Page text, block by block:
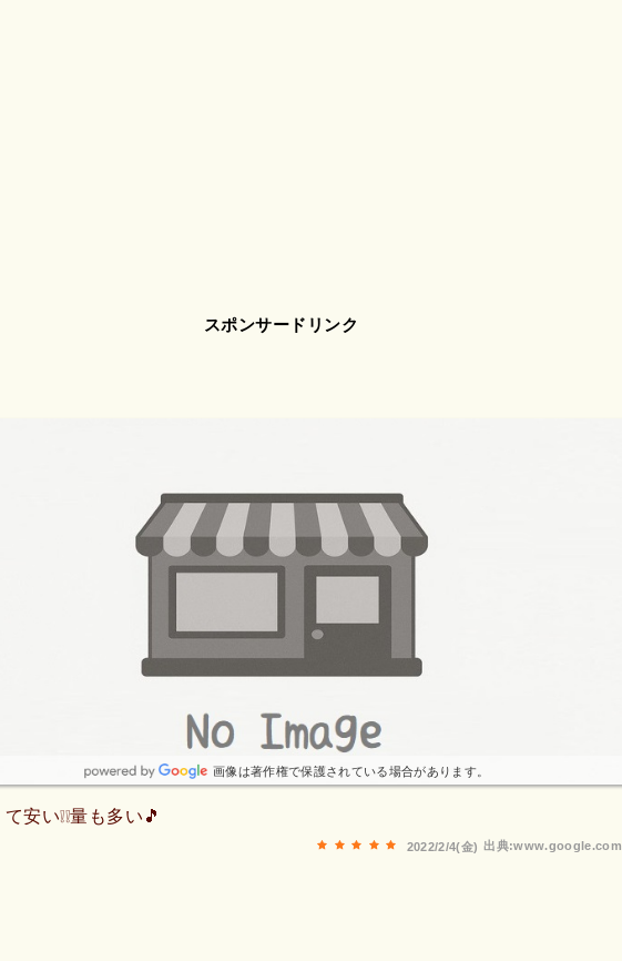
スポンサードリンク
画像は著作権で保護されている場合があります。
安い❕❕量も多い🎵
出典:www.google.com
2022/2/4(金)